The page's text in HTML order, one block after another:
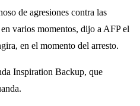
de agresiones contra las
varios momentos, dijo a AFP el
en el momento del arresto.
Inspiration Backup, que